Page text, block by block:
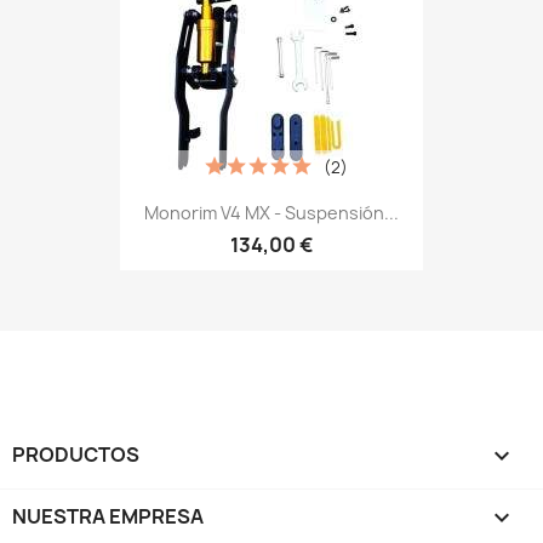
Monorim V4 MX - Suspensión...
134,00 €
(2)
PRODUCTOS 
NUESTRA EMPRESA 